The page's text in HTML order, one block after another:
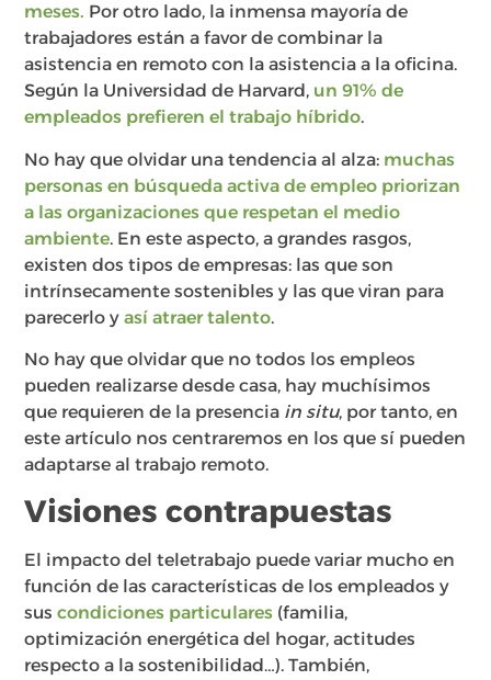
meses. Por otro lado, la inmensa mayoría de
trabajadores están a favor de combinar la
asistencia en remoto con la asistencia a la oficina.
Según la Universidad de Harvard, un 91% de
empleados prefieren el trabajo híbrido.
No hay que olvidar una tendencia al alza: muchas
personas en búsqueda activa de empleo priorizan
a las organizaciones que respetan el medio
ambiente. En este aspecto, a grandes rasgos,
existen dos tipos de empresas: las que son
intrínsecamente sostenibles y las que viran para
parecerlo yasí atraer talento.
No hay que olvidar que no todos los empleos
pueden realizarse desde casa, hay muchísimos
que requieren de la presencia in situ, por tanto, en
este artículo nos centraremos en los que sí pueden
adaptarse al trabajo remoto.
Visiones contrapuestas
El impacto del teletrabajo puede variar mucho en
función de las características de los empleados y
suscondiciones particulares (familia,
optimización energética del hogar, actitudes
respecto a la sostenibilidad…). También,